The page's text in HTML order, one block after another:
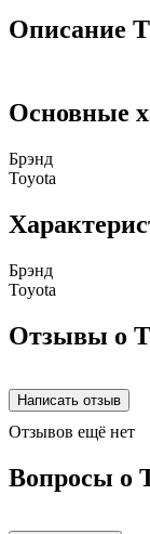
Описание
Основные
Брэнд
Toyota
Брэнд
Toyota
Отзывы о
Отзывов ещё нет
Вопросы о